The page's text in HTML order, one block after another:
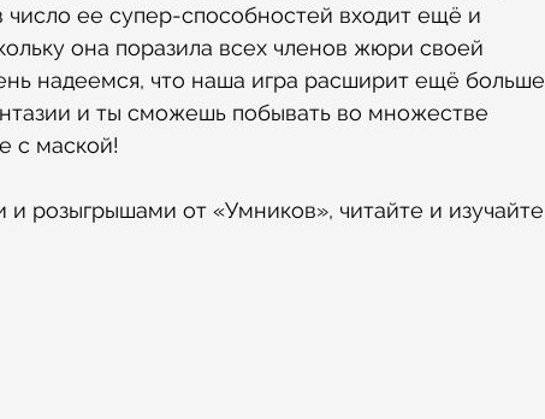
число ее супер-способностей входит ещё и
она поразила всех членов жюри своей
надеемся, что наша игра расширит ещё больше
и ты сможешь побывать во множестве
с маской!
розыгрышами от «Умников», читайте и изучайте